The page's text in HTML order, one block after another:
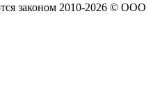
законом 2010-2026 © ООО